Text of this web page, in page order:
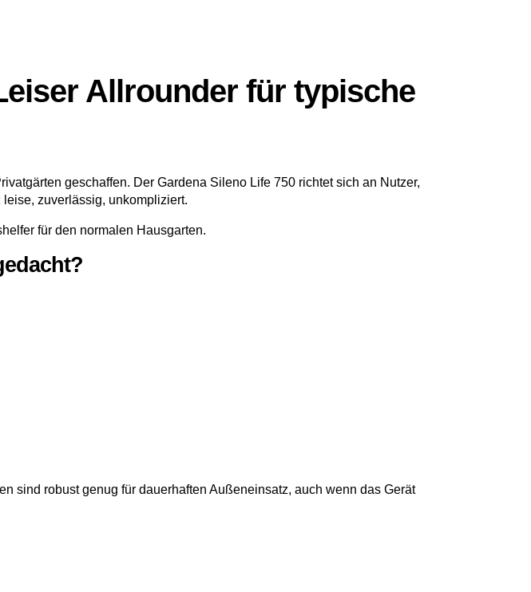
Allrounder für typische
geschaffen. Der Gardena Sileno Life 750 richtet sich an Nutzer,
zuverlässig, unkompliziert.
für den normalen Hausgarten.
sind robust genug für dauerhaften Außeneinsatz, auch wenn das Gerät